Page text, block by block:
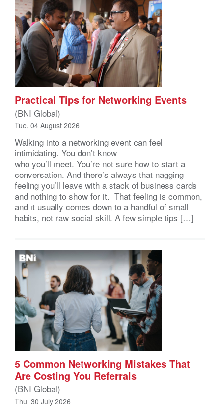
Practical Tips for Networking Events
(BNI Global)
Tue, 04 August 2026
Walking into a networking event can feel
intimidating. You don’t know
who you’ll meet. You’re not sure how to start a
conversation. And there’s always that nagging
feeling you’ll leave with a stack of business cards
and nothing to show for it. That feeling is common,
and it usually comes down to a handful of small
habits, not raw social skill. A few simple tips […]
5 Common Networking Mistakes That
Are Costing You Referrals
(BNI Global)
Thu, 30 July 2026